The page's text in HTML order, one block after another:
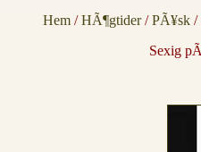
Hem /HÃ¶gtider/PÃ¥sk /
Sexig